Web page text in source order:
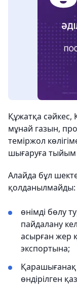
Құжатқа сәйкес,
мұнай газын,
теміржол
шығаруға
Алайда бұл
қолданылмайды:
өнімді бөлу
пайдалану
асырған жер
экспортына;
өндірілген